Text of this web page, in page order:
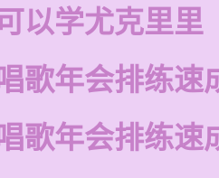
以学尤克里里
歌年会排练速
歌年会排练速